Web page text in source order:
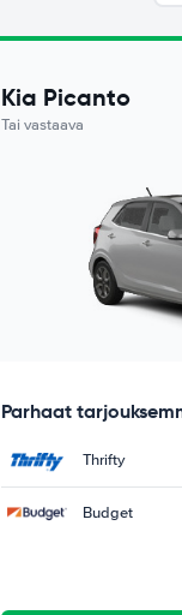
Kia Picanto
Tai vastaava
Parhaat
Thrifty
Budget